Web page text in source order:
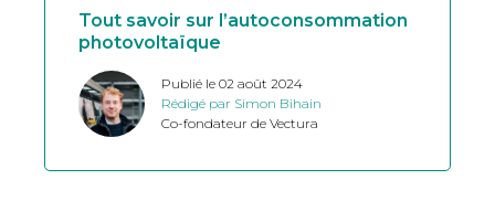
Tout savoir sur l’autoconsommation
photovoltaïque
Publié le 02 août 2024
Rédigé par Simon Bihain
Co-fondateur de Vectura